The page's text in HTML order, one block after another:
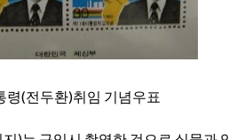
령(전두환)취임 기념우표